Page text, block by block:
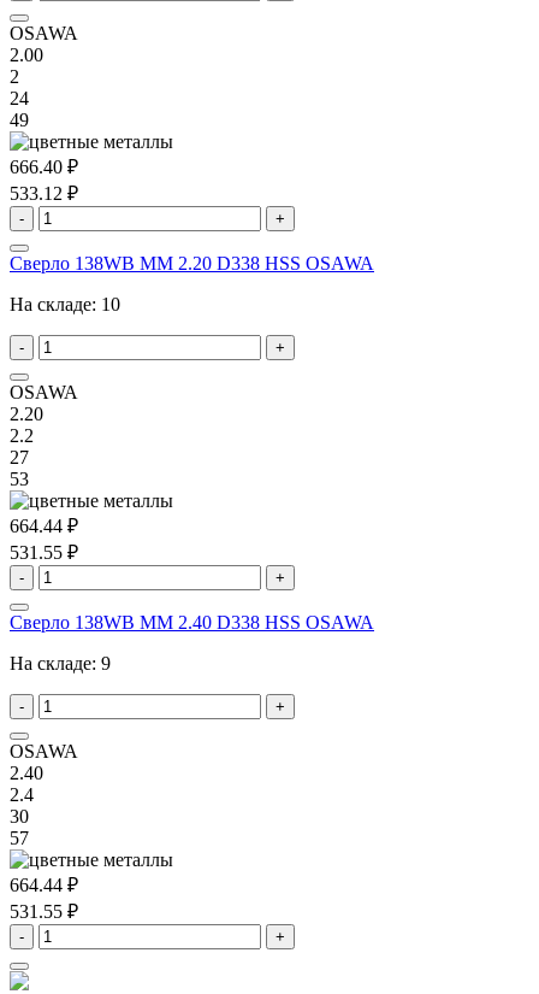
OSAWA
2.00
2
24
49
666.40 ₽
533.12 ₽
- +
Сверло 138WB MM 2.20 D338 HSS OSAWA
На складе: 10
- +
OSAWA
2.20
2.2
27
53
664.44 ₽
531.55 ₽
- +
Сверло 138WB MM 2.40 D338 HSS OSAWA
На складе: 9
- +
OSAWA
2.40
2.4
30
57
664.44 ₽
531.55 ₽
- +